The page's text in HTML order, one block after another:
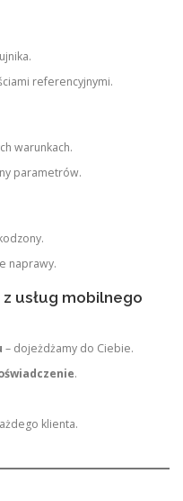
referencyjnymi.
warunkach.
parametrów.
naprawy.
usług mobilnego
– dojeżdżamy do Ciebie.
.
klienta.